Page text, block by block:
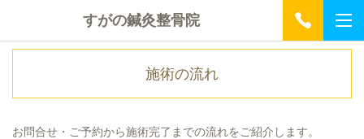
すがの鍼灸整骨院
施術の流れ
お問合せ・ご予約から施術完了までの流れをご紹介します。